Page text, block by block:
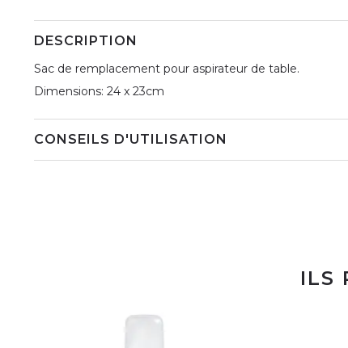
DESCRIPTION
Sac de remplacement pour aspirateur de table.
Dimensions: 24 x 23cm
CONSEILS D'UTILISATION
ILS